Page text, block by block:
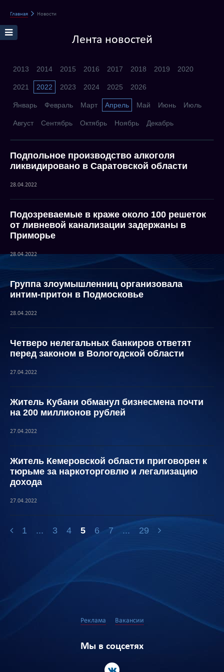
Главная Новости
Лента новостей
2013 2014 2015 2016 2017 2018 2019 2020
2021 2022 2023 2024 2025 2026
Январь Февраль Март Апрель Май Июнь Июль
Август Сентябрь Октябрь Ноябрь Декабрь
Подпольное производство алкоголя
ликвидировано в Саратовской области
28.04.2022
Подозреваемые в краже около 100 решеток
от ливневой канализации задержаны в
Приморье
28.04.2022
Группа злоумышленниц организовала
интим-притон в Подмосковье
28.04.2022
Четверо нелегальных банкиров ответят
перед законом в Вологодской области
27.04.2022
Житель Кубани обманул бизнесмена почти
на 200 миллионов рублей
27.04.2022
Житель Кемеровской области приговорен к
тюрьме за наркоторговлю и легализацию
дохода
27.04.2022
1 ... 3 4 5 6 7 ... 29
Реклама Вакансии
Мы в соцсетях